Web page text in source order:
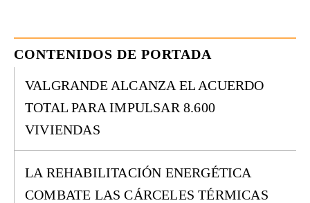
CONTENIDOS DE PORTADA
VALGRANDE ALCANZA EL ACUERDO
TOTAL PARA IMPULSAR 8.600
VIVIENDAS
LA REHABILITACIÓN ENERGÉTICA
COMBATE LAS CÁRCELES TÉRMICAS